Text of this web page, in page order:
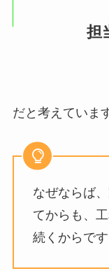
担
だと考えていま
なぜならば
てからも、
続くからです